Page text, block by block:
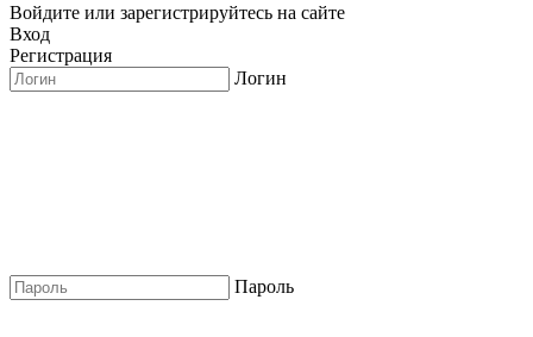
Войдите или зарегистрируйтесь на сайте
Вход
Регистрация
Логин
Пароль